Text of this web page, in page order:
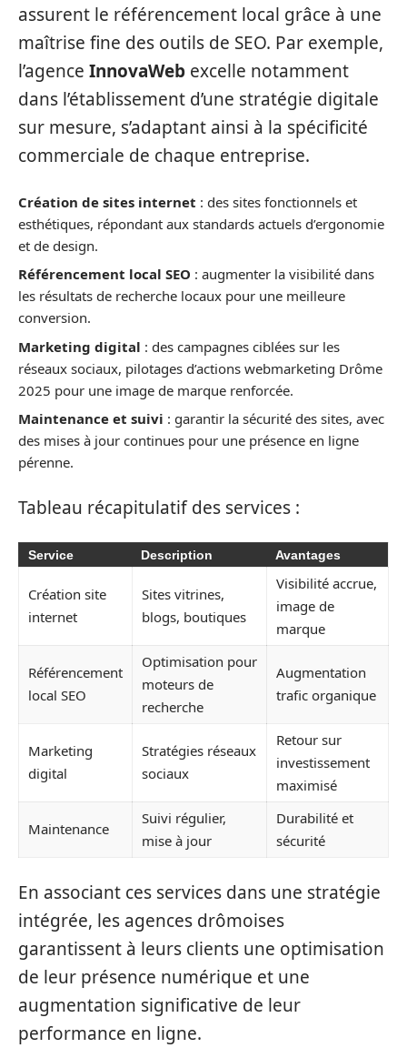
assurent le référencement local grâce à une
maîtrise fine des outils de SEO. Par exemple,
l’agence InnovaWeb excelle notamment
dans l’établissement d’une stratégie digitale
sur mesure, s’adaptant ainsi à la spécificité
commerciale de chaque entreprise.
Création de sites internet : des sites fonctionnels et
esthétiques, répondant aux standards actuels d’ergonomie
et de design.
Référencement local SEO : augmenter la visibilité dans
les résultats de recherche locaux pour une meilleure
conversion.
Marketing digital : des campagnes ciblées sur les
réseaux sociaux, pilotages d’actions webmarketing Drôme
2025 pour une image de marque renforcée.
Maintenance et suivi : garantir la sécurité des sites, avec
des mises à jour continues pour une présence en ligne
pérenne.
Tableau récapitulatif des services :
Service Description Avantages
Création site
internet
Sites vitrines,
blogs, boutiques
Visibilité accrue,
image de
marque
Référencement
local SEO
Optimisation pour
moteurs de
recherche
Augmentation
trafic organique
Marketing
digital
Stratégies réseaux
sociaux
Retour sur
investissement
maximisé
Maintenance
Suivi régulier,
mise à jour
Durabilité et
sécurité
En associant ces services dans une stratégie
intégrée, les agences drômoises
garantissent à leurs clients une optimisation
de leur présence numérique et une
augmentation significative de leur
performance en ligne.